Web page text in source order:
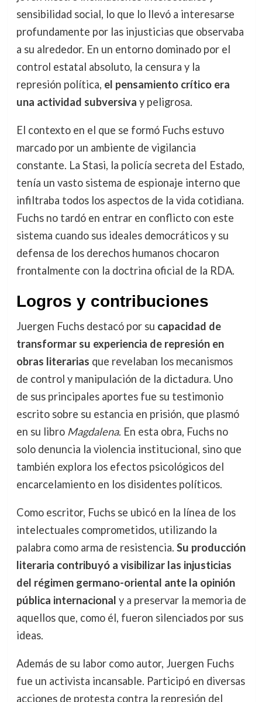
sensibilidad social, lo que lo llevó a interesarse
profundamente por las injusticias que observaba
a su alrededor. En un entorno dominado por el
control estatal absoluto, la censura y la
represión política, el pensamiento crítico era
una actividad subversiva y peligrosa.
El contexto en el que se formó Fuchs estuvo
marcado por un ambiente de vigilancia
constante. La Stasi, la policía secreta del Estado,
tenía un vasto sistema de espionaje interno que
infiltraba todos los aspectos de la vida cotidiana.
Fuchs no tardó en entrar en conflicto con este
sistema cuando sus ideales democráticos y su
defensa de los derechos humanos chocaron
frontalmente con la doctrina oficial de la RDA.
Logros y contribuciones
Juergen Fuchs destacó por su capacidad de
transformar su experiencia de represión en
obras literarias que revelaban los mecanismos
de control y manipulación de la dictadura. Uno
de sus principales aportes fue su testimonio
escrito sobre su estancia en prisión, que plasmó
en su libro Magdalena. En esta obra, Fuchs no
solo denuncia la violencia institucional, sino que
también explora los efectos psicológicos del
encarcelamiento en los disidentes políticos.
Como escritor, Fuchs se ubicó en la línea de los
intelectuales comprometidos, utilizando la
palabra como arma de resistencia. Su producción
literaria contribuyó a visibilizar las injusticias
del régimen germano-oriental ante la opinión
pública internacional y a preservar la memoria de
aquellos que, como él, fueron silenciados por sus
ideas.
Además de su labor como autor, Juergen Fuchs
fue un activista incansable. Participó en diversas
acciones de protesta contra la represión del